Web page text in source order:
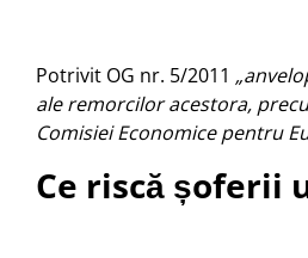
Potrivit OG nr. 5/2011
ale remorcilor acestora,
Comisiei Economice pentru
Ce riscă șoferii